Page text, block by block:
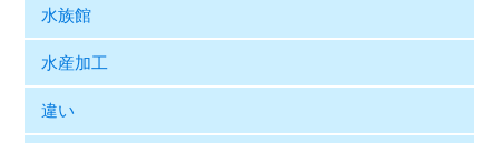
水族館
水産加工
違い